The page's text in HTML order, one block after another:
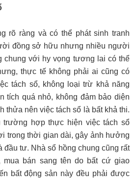
rõ ràng và có thể phát sinh tranh
đồng sở hữu nhưng nhiều người
chung với hy vọng tương lai có thể
thực tế không phải ai cũng có
tách sổ, không loại trừ khả năng
tích quá nhỏ, không đảm bảo diện
thửa nên việc tách sổ là bất khả thi.
hợp thực hiện việc tách sổ
trong thời gian dài, gây ảnh hưởng
đầu tư. Nhà sổ hồng chung cũng rất
mua bán sang tên do bất cứ giao
bất động sản này đều phải được